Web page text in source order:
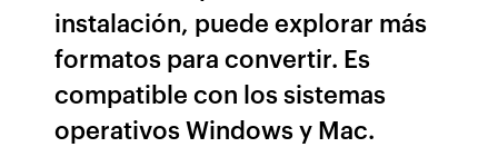
instalación, puede explorar más
formatos para convertir. Es
compatible con los sistemas
operativos Windows y Mac.